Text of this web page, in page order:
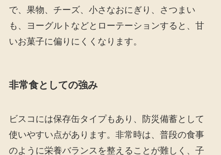
で、果物、チーズ、小さなおにぎり、さつまい
も、ヨーグルトなどとローテーションすると、甘
いお菓子に偏りにくくなります。
非常食としての強み
ビスコには保存缶タイプもあり、防災備蓄として
使いやすい点があります。非常時は、普段の食事
のように栄養バランスを整えることが難しく、子